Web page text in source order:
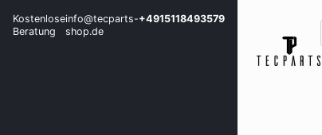
Kostenlose
Beratung
info@tecparts-
shop.de
+4915118493579